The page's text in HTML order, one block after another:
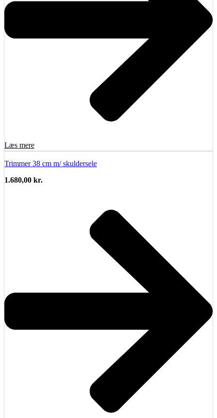
Læs mere
Trimmer 38 cm m/ skuldersele
1.680,00 kr.